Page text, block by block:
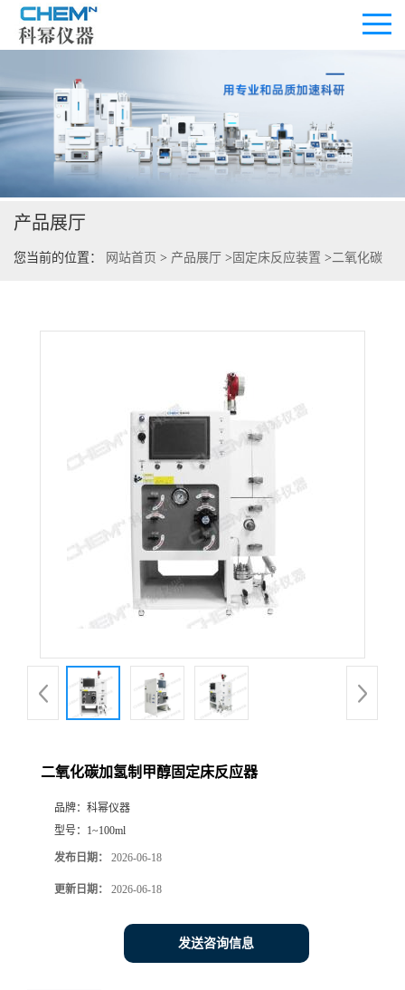
公司首页
公司介绍
公司动态
产品展厅
您当前的位置： 网站首页 > 产品展厅 > 固定床反应装置 >二氧化碳
二氧化碳加氢制甲醇固定床反应器
品牌： 科幂仪器
型号： 1~100ml
发布日期： 2026-06-18
更新日期： 2026-06-18
发送咨询信息